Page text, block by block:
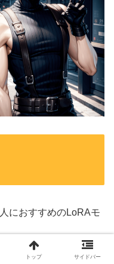
におすすめのLoRAモ
トップ サイドバー